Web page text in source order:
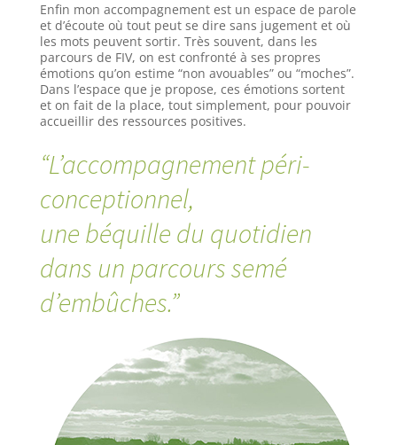
Enfin mon accompagnement est un espace de parole
et d’écoute où tout peut se dire sans jugement et où
les mots peuvent sortir. Très souvent, dans les
parcours de FIV, on est confronté à ses propres
émotions qu’on estime “non avouables” ou “moches”.
Dans l’espace que je propose, ces émotions sortent
et on fait de la place, tout simplement, pour pouvoir
accueillir des ressources positives.
“L’accompagnement péri-
conceptionnel,
une béquille du quotidien
dans un parcours semé
d’embûches.”